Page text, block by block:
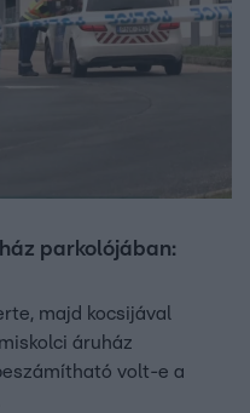
parkolójában:
majd kocsijával
áruház
volt-e a